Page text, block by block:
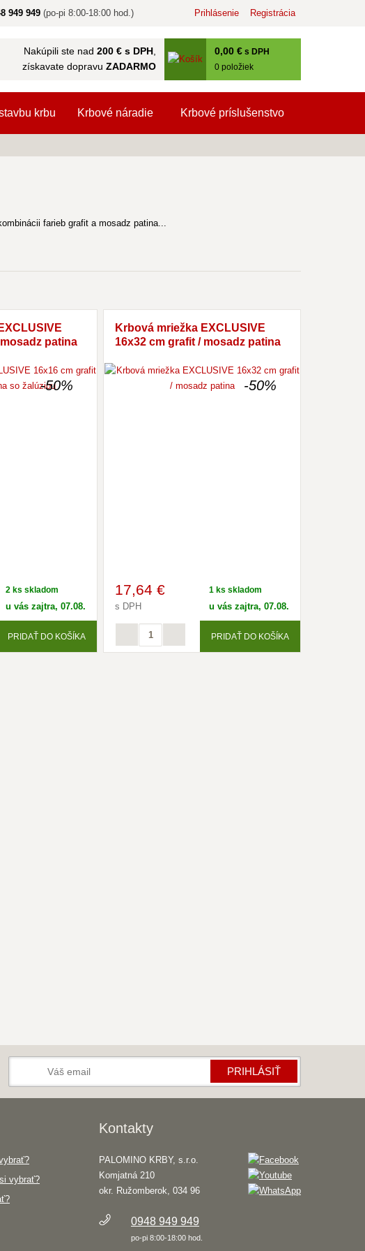
Nakúpili ste nad 200 € s DPH ,
získavate dopravu ZADARMO
0,00 € s DPH
0 položiek
Prihlásenie Registrácia
949 949 (po-pi 8:00-18:00 hod.)
krbu Krbové náradie Krbové príslušenstvo
farieb grafit a mosadz patina...
patina
-50%
2 ks skladom
u vás zajtra, 07.08.
PRIDAŤ DO KOŠÍKA
Krbová mriežka EXCLUSIVE
16x32 cm grafit / mosadz patina
-50%
17,64 €
s DPH
1 ks skladom
u vás zajtra, 07.08.
PRIDAŤ DO KOŠÍKA
PRIHLÁSIŤ
vybrať?
Kontakty
PALOMINO KRBY, s.r.o.
Komjatná 210
okr. Ružomberok, 034 96
0948 949 949
po-pi 8:00-18:00 hod.